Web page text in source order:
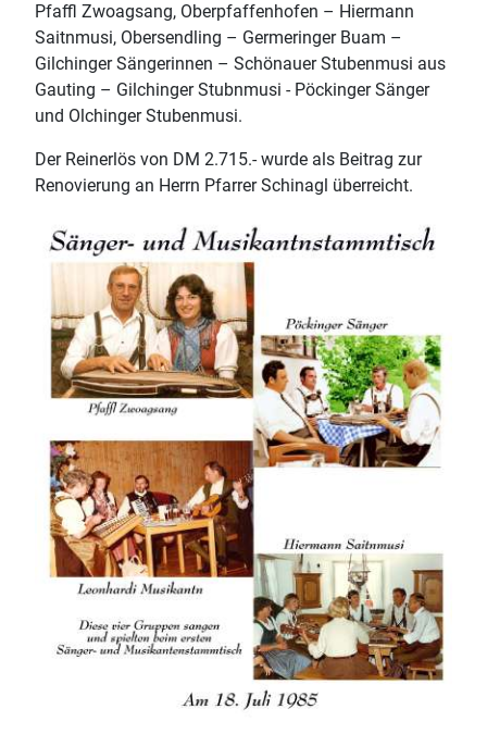
Pfaffl Zwoagsang, Oberpfaffenhofen – Hiermann
Saitnmusi, Obersendling – Germeringer Buam –
Gilchinger Sängerinnen – Schönauer Stubenmusi aus
Gauting – Gilchinger Stubnmusi - Pöckinger Sänger
und Olchinger Stubenmusi.
Der Reinerlös von DM 2.715.- wurde als Beitrag zur
Renovierung an Herrn Pfarrer Schinagl überreicht.